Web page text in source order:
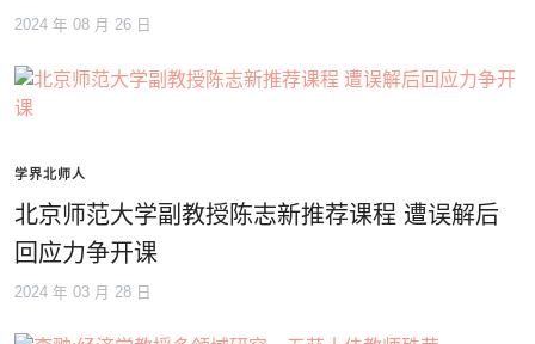
2024 年 08 月 26 日
学界北师人
北京师范大学副教授陈志新推荐课程 遭误解后
回应力争开课
2024 年 03 月 28 日